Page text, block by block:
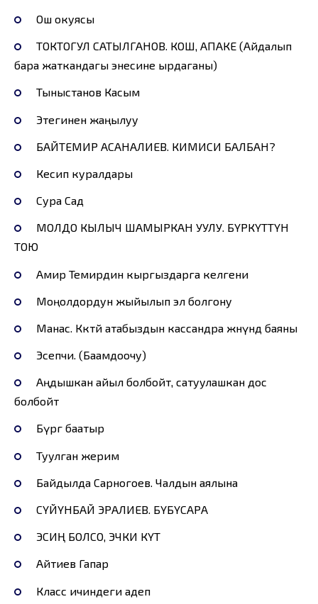
Ош окуясы
ТОКТОГУЛ САТЫЛГАНОВ. КОШ, АПАКЕ (Айдалып
бара жаткандагы энесине ырдаганы)
Тыныстанов Касым
Этегинен жаңылуу
БАЙТЕМИР АСАНАЛИЕВ. КИМИСИ БАЛБАН?
Кесип куралдары
Сура Сад
МОЛДО КЫЛЫЧ ШАМЫРКАН УУЛУ. БҮРКҮТТҮН
ТОЮ
Амир Темирдин кыргыздарга келгени
Моңолдордун жыйылып эл болгону
Манас. Көкөтөй атабыздын кассандра жөнүндө баяны
Эсепчи. (Баамдоочу)
Аңдышкан айыл болбойт, сатуулашкан дос
болбойт
Бүргө баатыр
Туулган жерим
Байдылда Сарногоев. Чалдын аялына
СҮЙҮНБАЙ ЭРАЛИЕВ. БҮБҮСАРА
ЭСИҢ БОЛСО, ЭЧКИ КҮТ
Айтиев Гапар
Класс ичиндеги адеп